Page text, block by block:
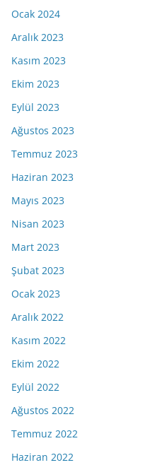
Ocak 2024
Aralık 2023
Kasım 2023
Ekim 2023
Eylül 2023
Ağustos 2023
Temmuz 2023
Haziran 2023
Mayıs 2023
Nisan 2023
Mart 2023
Şubat 2023
Ocak 2023
Aralık 2022
Kasım 2022
Ekim 2022
Eylül 2022
Ağustos 2022
Temmuz 2022
Haziran 2022